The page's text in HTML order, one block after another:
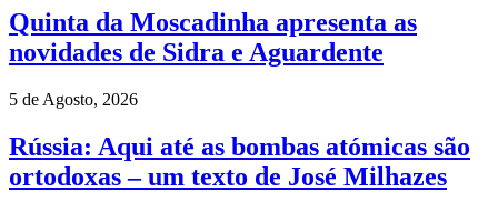
Quinta da Moscadinha apresenta as
novidades de Sidra e Aguardente
5 de Agosto, 2026
Rússia: Aqui até as bombas atómicas são
ortodoxas – um texto de José Milhazes